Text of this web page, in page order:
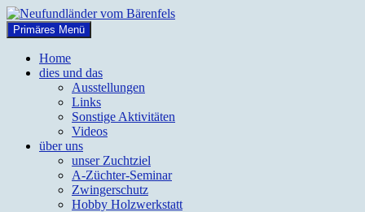
Zum
Inhalt
springen
Neufundländer vom Bärenfels
Suchen
Primäres Menü
Home
dies und das
Ausstellungen
Links
Sonstige Aktivitäten
Videos
über uns
unser Zuchtziel
A-Züchter-Seminar
Zwingerschutz
Hobby Holzwerkstatt